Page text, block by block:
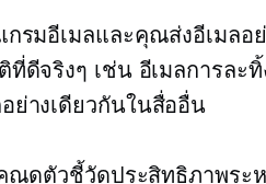
รมอีเมลและคุณส่งอีเมลอ
ดีจริงๆ เช่น อีเมลการละ
ย่างเดียวกันในสื่ออื่น
ณดูตัวชี้วัดประสิทธิภาพระ